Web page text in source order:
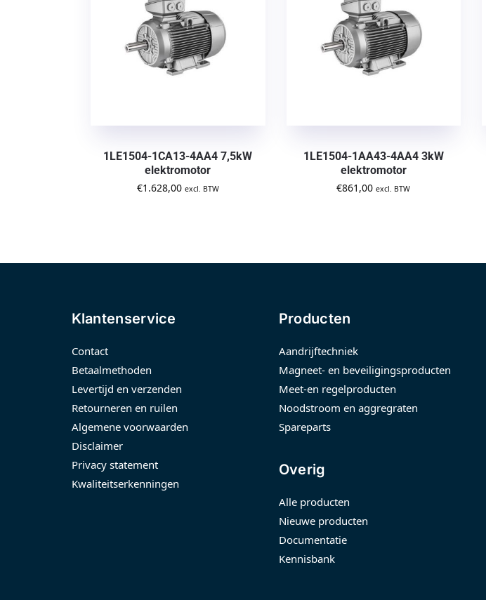
1LE1504-1CA13-4AA4 7,5kW
elektromotor
€1.628,00 excl. BTW
1LE1504-1AA43-4AA4 3kW
elektromotor
€861,00 excl. BTW
Klantenservice
Contact
Betaalmethoden
Levertijd en verzenden
Retourneren en ruilen
Algemene voorwaarden
Disclaimer
Privacy statement
Kwaliteitserkenningen
Producten
Aandrijftechniek
Magneet- en beveiligingsproducten
Meet-en regelproducten
Noodstroom en aggregraten
Spareparts
Overig
Alle producten
Nieuwe producten
Documentatie
Kennisbank